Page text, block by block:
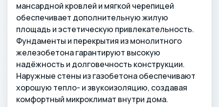
мансардной кровлей и мягкой черепицей
обеспечивает дополнительную жилую
площадь и эстетическую привлекательность.
Фундаменты и перекрытия из монолитного
железобетона гарантируют высокую
надёжность и долговечность конструкции.
Наружные стены из газобетона обеспечивают
хорошую тепло- и звукоизоляцию, создавая
комфортный микроклимат внутри дома.